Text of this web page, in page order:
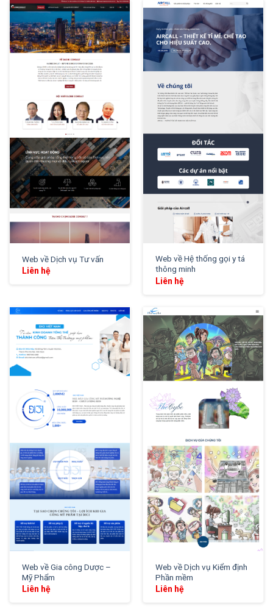
Web về Dịch vụ Tư vấn
Liên hệ
XEM THỬ
Web về Hệ thống gọi y tá
thông minh
Liên hệ
XEM THỬ
Web về Gia công Dược –
Mỹ Phẩm
Liên hệ
XEM THỬ
Web về Dịch vụ Kiểm định
Phần mềm
Liên hệ
XEM THỬ